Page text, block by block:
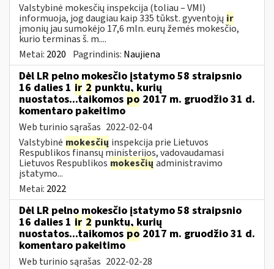
Valstybinė mokesčių inspekcija (toliau – VMI)
informuoja, jog daugiau kaip 335 tūkst. gyventojų ir
įmonių jau sumokėjo 17,6 mln. eurų žemės mokesčio,
kurio terminas š. m....
Metai: 2020 Pagrindinis: Naujiena
Dėl LR pelno mokesčio įstatymo 58 straipsnio
16 dalies 1 ir 2 punktų, kurių
nuostatos...taikomos po 2017 m. gruodžio 31 d.
komentaro pakeitimo
Web turinio sąrašas 2022-02-04
Valstybinė mokesčių inspekcija prie Lietuvos
Respublikos finansų ministerijos, vadovaudamasi
Lietuvos Respublikos mokesčių administravimo
įstatymo...
Metai: 2022
Dėl LR pelno mokesčio įstatymo 58 straipsnio
16 dalies 1 ir 2 punktų, kurių
nuostatos...taikomos po 2017 m. gruodžio 31 d.
komentaro pakeitimo
Web turinio sąrašas 2022-02-28